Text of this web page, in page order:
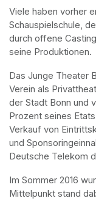
Viele haben vorher
Schauspielschule,
durch offene
seine Produktionen.
Das Junge Theater
Verein als
der Stadt Bonn und
Prozent seines
Verkauf von
und
Deutsche Telekom
Im Sommer 2016
Mittelpunkt stand